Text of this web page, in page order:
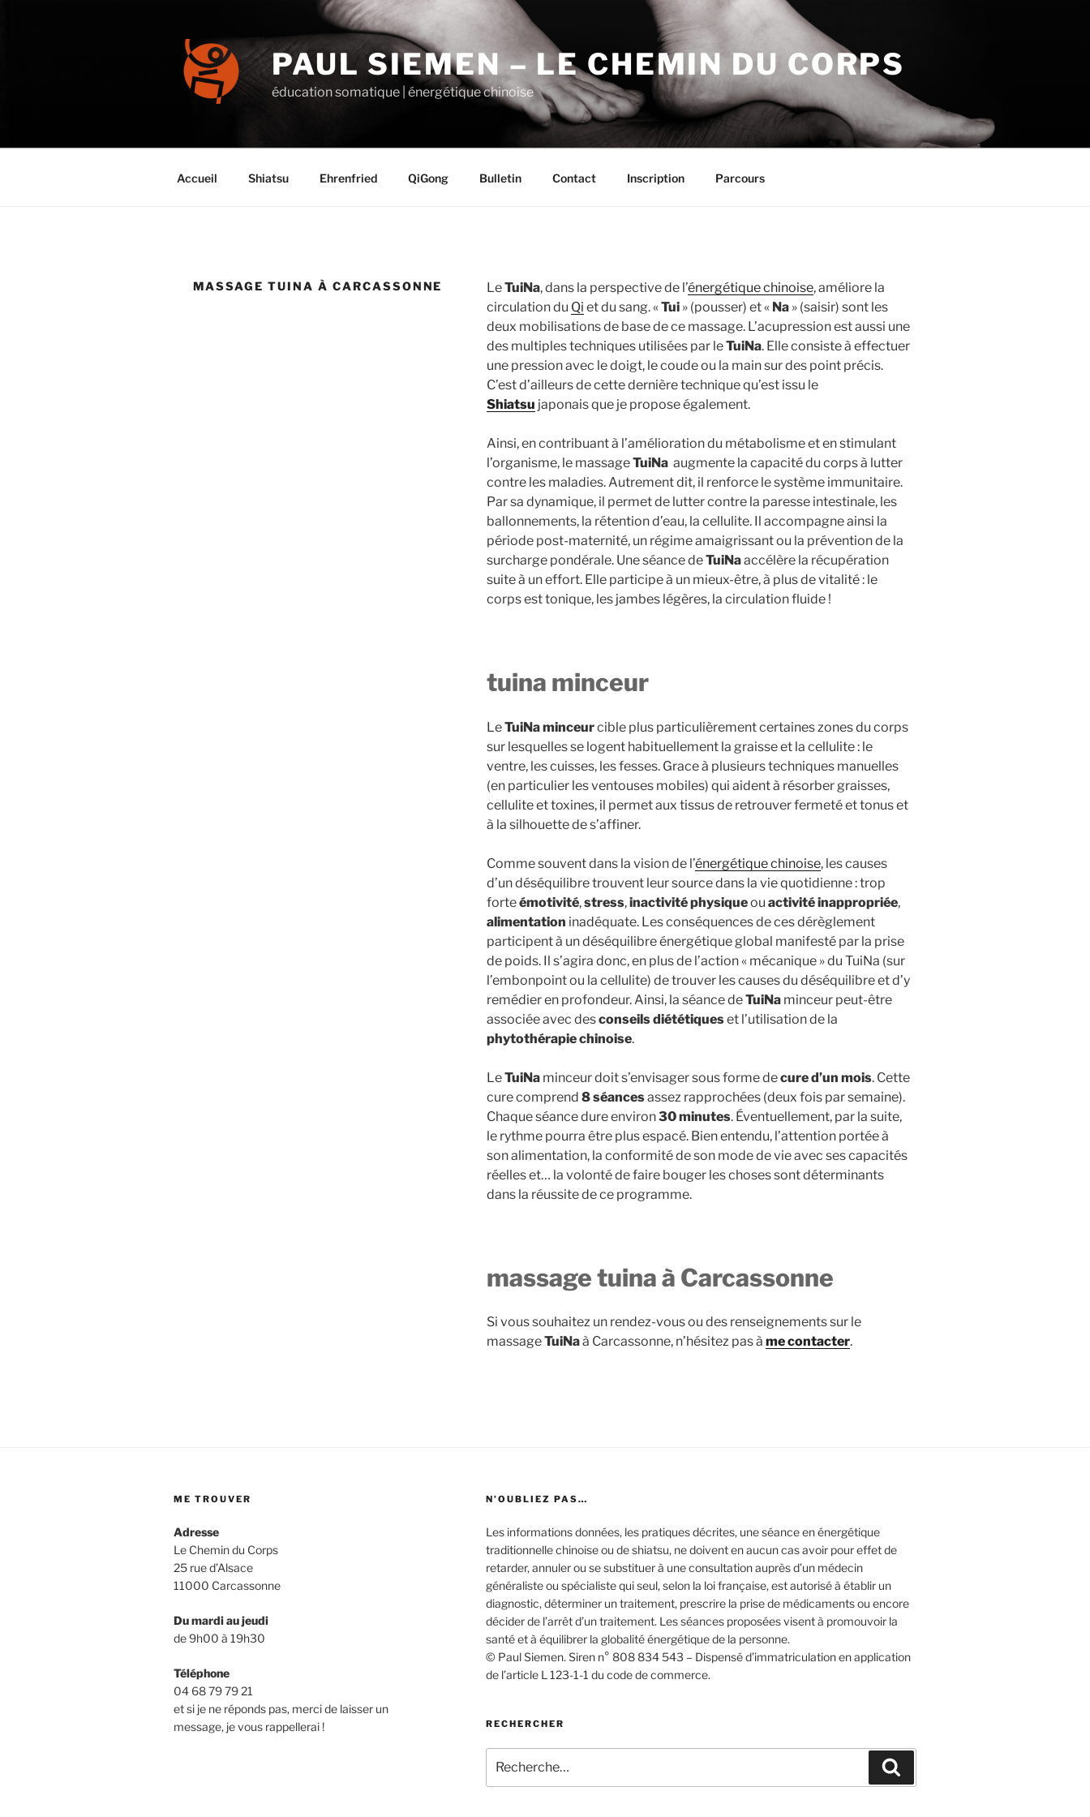
PAUL SIEMEN – LE CHEMIN DU CORPS
éducation somatique | énergétique chinoise
Accueil Shiatsu Ehrenfried QiGong Bulletin Contact Inscription Parcours
MASSAGE TUINA À CARCASSONNE LeTuiNa, dans la perspective de l’énergétique chinoise, améliore la
circulation du Qi et du sang. «Tui» (pousser) et « Na» (saisir) sont les
deux mobilisations de base de ce massage. L’acupression est aussi une
des multiples techniques utilisées par leTuiNa. Elle consiste à effectuer
une pression avec le doigt, le coude ou la main sur des point précis.
C’est d’ailleurs de cette dernière technique qu’est issu le
Shiatsu japonais que je propose également.
Ainsi, en contribuant à l’amélioration du métabolisme et en stimulant
l’organisme, le massageTuiNaaugmente la capacité du corps à lutter
contre les maladies. Autrement dit, il renforce le système immunitaire.
Par sa dynamique, il permet de lutter contre la paresse intestinale, les
ballonnements, la rétention d’eau, la cellulite. Il accompagne ainsi la
période post-maternité, un régime amaigrissant ou la prévention de la
surcharge pondérale. Une séance deTuiNaaccélère la récupération
suite à un effort. Elle participe à un mieux-être, à plus de vitalité : le
corps est tonique, les jambes légères, la circulation fluide !
tuina minceur
LeTuiNa minceurcible plus particulièrement certaines zones du corps
sur lesquelles se logent habituellement la graisse et la cellulite : le
ventre, les cuisses, les fesses. Grace à plusieurs techniques manuelles
(en particulier les ventouses mobiles) qui aident à résorber graisses,
cellulite et toxines, il permet aux tissus de retrouver fermeté et tonus et
à la silhouette de s’affiner.
Comme souvent dans la vision de l’énergétique chinoise, les causes
d’un déséquilibre trouvent leur source dans la vie quotidienne : trop
forteémotivité,stress,inactivité physiqueou activité inappropriée,
alimentation inadéquate. Les conséquences de ces dérèglement
participent à un déséquilibre énergétique global manifesté par la prise
de poids. Il s’agira donc, en plus de l’action « mécanique » du TuiNa (sur
l’embonpoint ou la cellulite) de trouver les causes du déséquilibre et d’y
remédier en profondeur. Ainsi, la séance deTuiNaminceur peut-être
associée avec desconseils diététiqueset l’utilisation de la
phytothérapie chinoise.
LeTuiNaminceur doit s’envisager sous forme decure d’un mois. Cette
cure comprend 8 séancesassez rapprochées (deux fois par semaine).
Chaque séance dure environ30 minutes. Éventuellement, par la suite,
le rythme pourra être plus espacé. Bien entendu, l’attention portée à
son alimentation, la conformité de son mode de vie avec ses capacités
réelles et… la volonté de faire bouger les choses sont déterminants
dans la réussite de ce programme.
massage tuina à Carcassonne
Si vous souhaitez un rendez-vous ou des renseignements sur le
massageTuiNaà Carcassonne, n’hésitez pas à me contacter.
ME TROUVER
Adresse
Le Chemin du Corps
25 rue d’Alsace
11000 Carcassonne
Du mardi au jeudi
de 9h00 à 19h30
Téléphone
04 68 79 79 21
et si je ne réponds pas, merci de laisser un
message, je vous rappellerai !
N’OUBLIEZ PAS…
Les informations données, les pratiques décrites, une séance en énergétique
traditionnelle chinoise ou de shiatsu, ne doivent en aucun cas avoir pour effet de
retarder, annuler ou se substituer à une consultation auprès d’un médecin
généraliste ou spécialiste qui seul, selon la loi française, est autorisé à établir un
diagnostic, déterminer un traitement, prescrire la prise de médicaments ou encore
décider de l’arrêt d’un traitement. Les séances proposées visent à promouvoir la
santé et à équilibrer la globalité énergétique de la personne.
© Paul Siemen. Siren n° 808 834 543 – Dispensé d’immatriculation en application
de l’article L 123-1-1 du code de commerce.
RECHERCHER
pour
: